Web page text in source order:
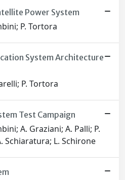
Power System
P. Tortora
System Architecture
P. Tortora
Test Campaign
A. Graziani; A. Palli; P.
Schiaratura; L. Schirone